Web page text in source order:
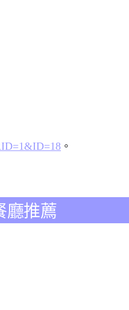
。
廳推薦